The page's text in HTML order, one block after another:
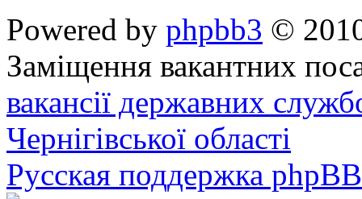
Powered by phpbb3 ©
Заміщення вакантних
вакансії державних
Чернігівської області
Русская поддержка phpBB